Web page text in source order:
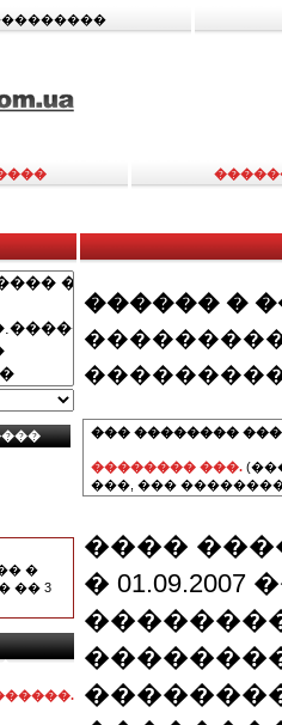
�
�� 3
������ �
��� ��������
�������� ���.
���, ���
����
�